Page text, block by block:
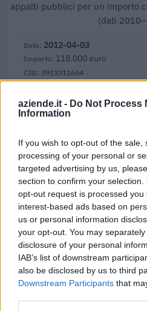
aziende.it - Do Not Process
Information
If you wish to opt-out of the
processing of your personal or
targeted advertising by us,
section to confirm your
opt-out request is processed you
interest-based ads based on
us or personal information
your opt-out. You may
disclosure of your personal
IAB’s list of downstream
also be disclosed by us to third
Downstream Participants that
appalti pubblici per un importo
(dati
3913311664
2012-04-03
118.000 euro
2011-09-26
38.800 euro
0537992D07
2010-12-01
69.900 euro
157591997D
2010-11-30
24.114 euro
ANAC – Banca Dati
licenza CC BY-SA 4.0). Ogni CIG